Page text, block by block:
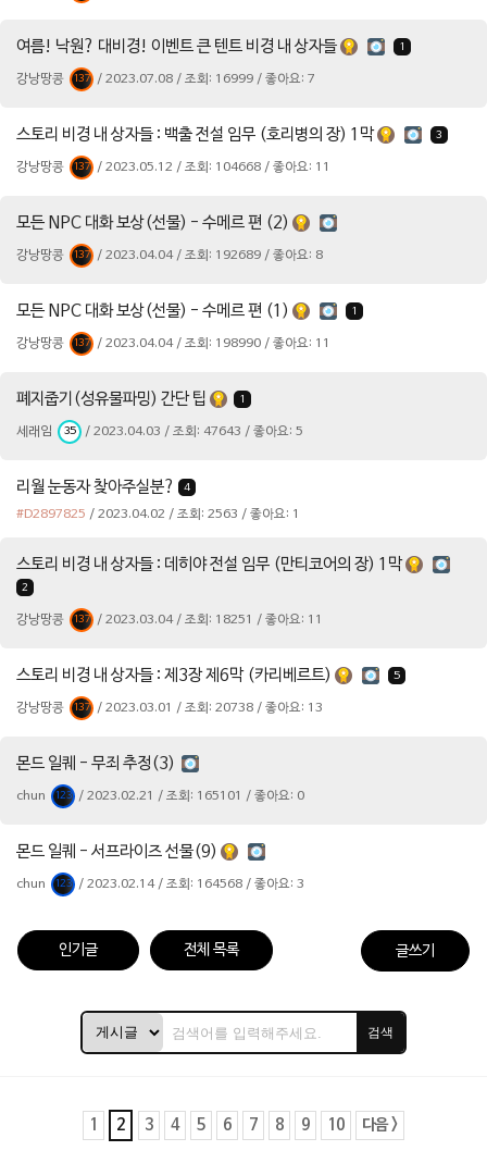
여름! 낙원? 대비경! 이벤트 큰 텐트 비경 내 상자들 1
강낭땅콩 137 / 2023.07.08 / 조회: 16999 / 좋아요: 7
스토리 비경 내 상자들 : 백출 전설 임무 (호리병의 장) 1막 3
강낭땅콩 137 / 2023.05.12 / 조회: 104668 / 좋아요: 11
모든 NPC 대화 보상(선물) - 수메르 편 (2)
강낭땅콩 137 / 2023.04.04 / 조회: 192689 / 좋아요: 8
모든 NPC 대화 보상(선물) - 수메르 편 (1) 1
강낭땅콩 137 / 2023.04.04 / 조회: 198990 / 좋아요: 11
폐지줍기(성유물파밍) 간단 팁 1
세래임 35 / 2023.04.03 / 조회: 47643 / 좋아요: 5
리월 눈동자 찾아주실분? 4
#D2897825 / 2023.04.02 / 조회: 2563 / 좋아요: 1
스토리 비경 내 상자들 : 데히야 전설 임무 (만티코어의 장) 1막
2
강낭땅콩 137 / 2023.03.04 / 조회: 18251 / 좋아요: 11
스토리 비경 내 상자들 : 제3장 제6막 (카리베르트) 5
강낭땅콩 137 / 2023.03.01 / 조회: 20738 / 좋아요: 13
몬드 일퀘 - 무죄 추정(3)
chun 123 / 2023.02.21 / 조회: 165101 / 좋아요: 0
몬드 일퀘 - 서프라이즈 선물(9)
chun 123 / 2023.02.14 / 조회: 164568 / 좋아요: 3
인기글 전체 목록 글쓰기
검색
1 2 3 4 5 6 7 8 9 10 다음 >